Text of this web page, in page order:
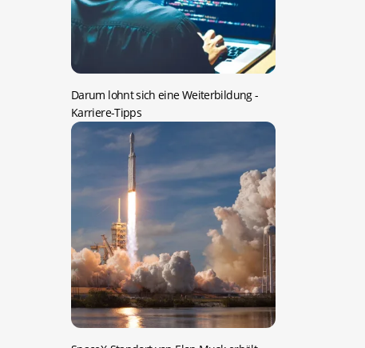
Darum lohnt sich eine Weiterbildung-
Karriere-Tipps